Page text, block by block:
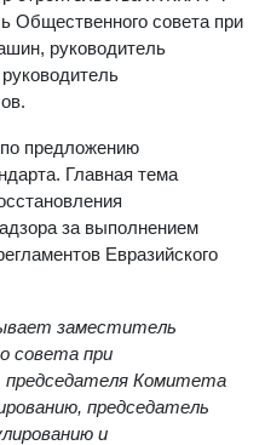
Общественного совета при
руководитель
предложению
Главная тема
за выполнением
Евразийского
заместитель
совета при
Комитета
председатель
и